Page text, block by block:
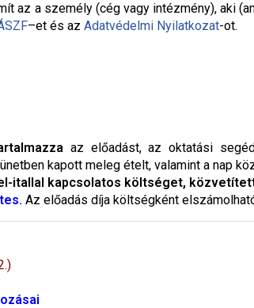
az a személy (cég vagy intézmény), aki
–et és az Adatvédelmi Nyilatkozat-ot.
az előadást, az oktatási
kapott meleg ételt, valamint a nap
itallal kapcsolatos költséget,
Az előadás díja költségként